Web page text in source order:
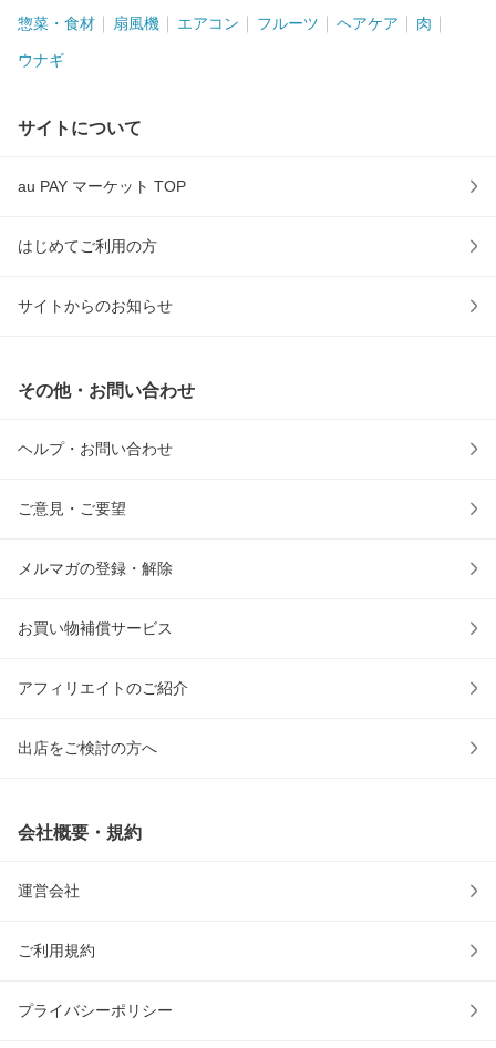
惣菜・食材 扇風機 エアコン フルーツ ヘアケア 肉
ウナギ
サイトについて
au PAY マーケット TOP
はじめてご利用の方
サイトからのお知らせ
その他・お問い合わせ
ヘルプ・お問い合わせ
ご意見・ご要望
メルマガの登録・解除
お買い物補償サービス
アフィリエイトのご紹介
出店をご検討の方へ
会社概要・規約
運営会社
ご利用規約
プライバシーポリシー